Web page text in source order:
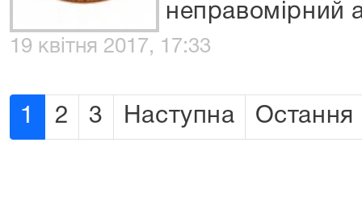
неправомірний
19 квітня 2017, 17:33
1 2 3 Наступна Остання